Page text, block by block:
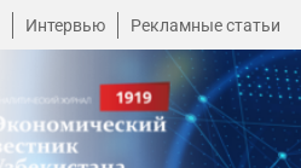
Интервью Рекламные статьи